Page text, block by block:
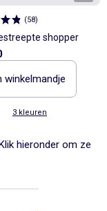
(58)
shopper
winkelmandje
3 kleuren
hieronder om ze